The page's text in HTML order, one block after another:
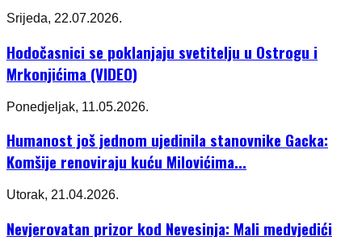
Srijeda, 22.07.2026.
Hodočasnici se poklanjaju svetitelju u Ostrogu i
Mrkonjićima (VIDEO)
Ponedjeljak, 11.05.2026.
Humanost još jednom ujedinila stanovnike Gacka:
Komšije renoviraju kuću Milovićima...
Utorak, 21.04.2026.
Nevjerovatan prizor kod Nevesinja: Mali medvjedići